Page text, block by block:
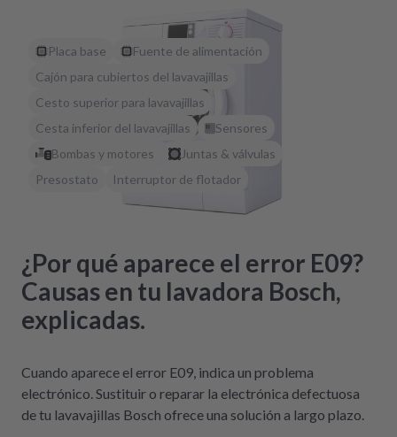
Placa base
Fuente de alimentación
Cajón para cubiertos del lavavajillas
Cesto superior para lavavajillas
Cesta inferior del lavavajillas
Sensores
Bombas y motores
Juntas & válvulas
Presostato
Interruptor de flotador
¿Por qué aparece el error E09?
Causas en tu lavadora Bosch,
explicadas.
Cuando aparece el error E09, indica un problema
electrónico. Sustituir o reparar la electrónica defectuosa
de tu lavavajillas Bosch ofrece una solución a largo plazo.